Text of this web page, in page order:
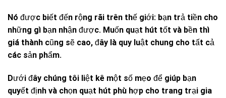
Nó được biết đến rộng rãi trên thế giới: bạn trả tiền cho
những gì bạn nhận được. Muốn quạt hút tốt và bền thì
giá thành cũng sẽ cao, đây là quy luật chung cho tất cả
các sản phẩm.
Dưới đây chúng tôi liệt kê một số mẹo để giúp bạn
quyết định và chọn quạt hút phù hợp cho trang trại gia